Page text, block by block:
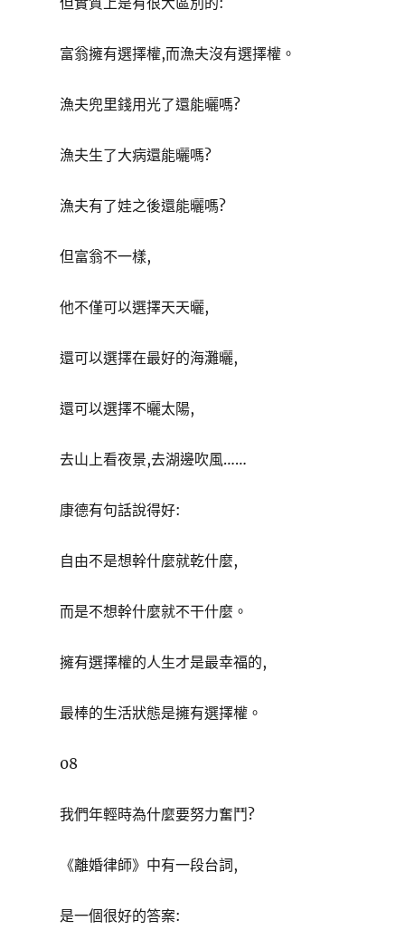
富翁擁有選擇權,而漁夫沒有選擇權。
漁夫兜里錢用光了還能曬嗎?
漁夫生了大病還能曬嗎?
漁夫有了娃之後還能曬嗎?
但富翁不一樣,
他不僅可以選擇天天曬,
還可以選擇在最好的海灘曬,
還可以選擇不曬太陽,
去山上看夜景,去湖邊吹風……
康德有句話說得好:
自由不是想幹什麼就乾什麼,
而是不想幹什麼就不干什麼。
擁有選擇權的人生才是最幸福的,
最棒的生活狀態是擁有選擇權。
08
我們年輕時為什麼要努力奮鬥?
《離婚律師》中有一段台詞,
是一個很好的答案: